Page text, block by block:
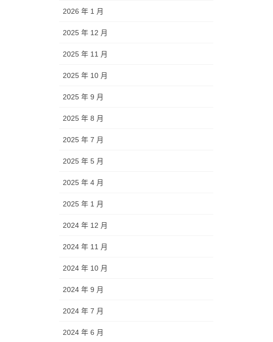
2026 年 1 月
2025 年 12 月
2025 年 11 月
2025 年 10 月
2025 年 9 月
2025 年 8 月
2025 年 7 月
2025 年 5 月
2025 年 4 月
2025 年 1 月
2024 年 12 月
2024 年 11 月
2024 年 10 月
2024 年 9 月
2024 年 7 月
2024 年 6 月